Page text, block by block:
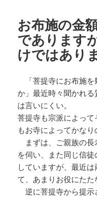
お布施の金
であります
けではあり
「菩提寺にお布施を
か」最近時々聞かれ
は言いにくい。
菩提寺も宗派によっ
もお寺によってかなり
まずは、ご親族の長
を伺い、また同じ信
していますが、最近
て、あまりお役にたた
逆に菩提寺から提示